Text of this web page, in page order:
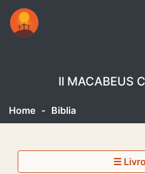
II MACABEUS
Home - Biblia
☰